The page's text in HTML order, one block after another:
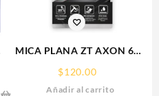
MICA PLANA ZT AXON 60
ZTE 9H RHINOGLASS
$120.00
Añadir al carrito